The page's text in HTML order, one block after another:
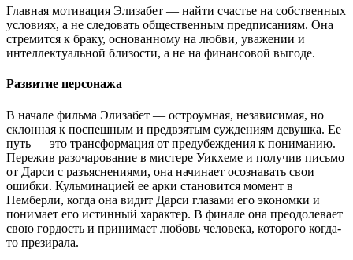
Главная мотивация Элизабет — найти счастье на собственных
условиях, а не следовать общественным предписаниям. Она
стремится к браку, основанному на любви, уважении и
интеллектуальной близости, а не на финансовой выгоде.
Развитие персонажа
В начале фильма Элизабет — остроумная, независимая, но
склонная к поспешным и предвзятым суждениям девушка. Ее
путь — это трансформация от предубеждения к пониманию.
Пережив разочарование в мистере Уикхеме и получив письмо
от Дарси с разъяснениями, она начинает осознавать свои
ошибки. Кульминацией ее арки становится момент в
Пемберли, когда она видит Дарси глазами его экономки и
понимает его истинный характер. В финале она преодолевает
свою гордость и принимает любовь человека, которого когда-
то презирала.